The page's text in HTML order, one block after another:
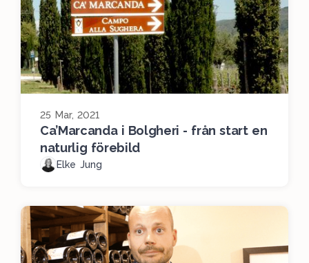
25 Mar, 2021
Ca’Marcanda i Bolgheri - från start en
naturlig förebild
Elke Jung